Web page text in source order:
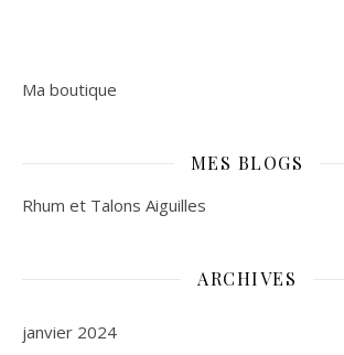
Ma boutique
MES BLOGS
Rhum et Talons Aiguilles
ARCHIVES
janvier 2024